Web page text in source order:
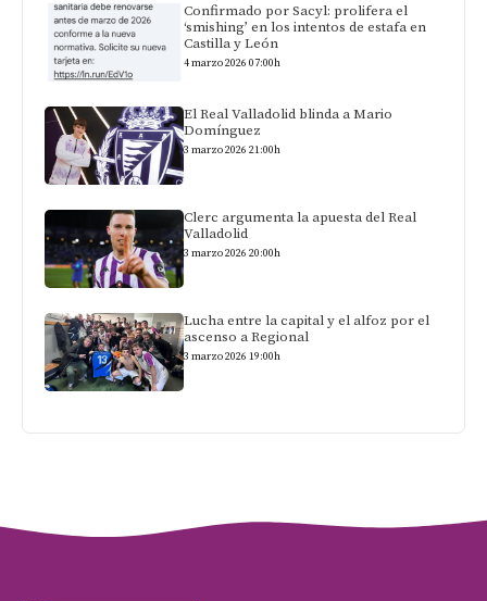
Confirmado por Sacyl: prolifera el
‘smishing’ en los intentos de estafa en
Castilla y León
4 marzo 2026 07:00h
El Real Valladolid blinda a Mario
Domínguez
3 marzo 2026 21:00h
Clerc argumenta la apuesta del Real
Valladolid
3 marzo 2026 20:00h
Lucha entre la capital y el alfoz por el
ascenso a Regional
3 marzo 2026 19:00h